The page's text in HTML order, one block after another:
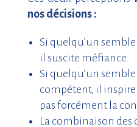
nos décisions :
Si quelqu’un
il suscite méfiance.
Si quelqu’un
compétent, il
pas forcément la
La combinaison des